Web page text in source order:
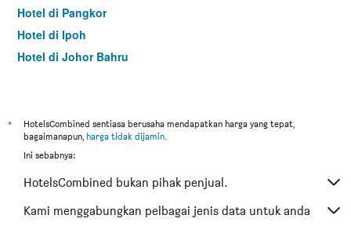
Hotel di Pangkor
Hotel di Ipoh
Hotel di Johor Bahru
Hotel di Kuching
Hotel di Batu Feringgi
Hotel di Putrajaya
Hotel di Shah Alam
*
HotelsCombined sentiasa berusaha mendapatkan harga yang tepat,
bagaimanapun, harga tidak dijamin.
Ini sebabnya:
HotelsCombined bukan pihak penjual.
Kami menggabungkan pelbagai jenis data untuk anda